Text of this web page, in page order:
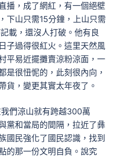
播，成了網紅，有一個絕壁
下山只需15分鐘，上山只需
載，還沒人打破。他有良
子過得很紅火。這里天然風
平易近擺攤賣涼粉涼面，一
是很忸怩的，此刻很內向，
貨，變更其實太年夜了。
們涼山就有跨越300萬
黨和當局的間隔，拉近了彝
國民強化了國民認識，找到
的那一份文明自負。說究